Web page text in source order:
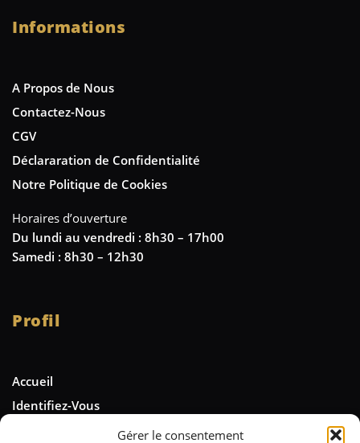
Gérer le consentement
Informations
A Propos de Nous
Contactez-Nous
CGV
Déclararation de Confidentialité
Notre Politique de Cookies
Horaires d’ouverture
Du lundi au vendredi : 8h30 – 17h00
Samedi : 8h30 – 12h30
Profil
Accueil
Identifiez-Vous